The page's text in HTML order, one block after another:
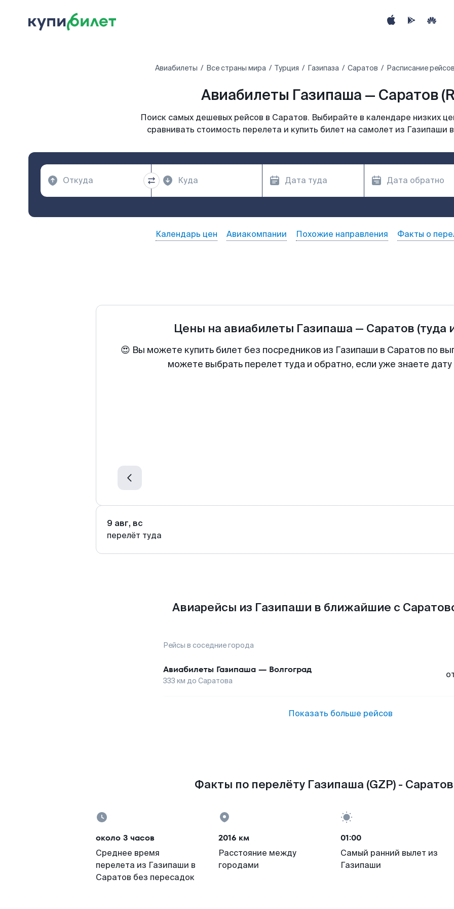
Авиабилеты Все страны мира Турция Газипаза Саратов Расписание
Авиабилеты Газипаша — Саратов
Поиск самых дешевых рейсов в Саратов. Выбирайте в календаре низких
сравнивать стоимость перелета и купить билет на самолет из Газипаши
Календарь цен Авиакомпании Похожие направления Факты о
Цены на авиабилеты Газипаша — Саратов (туда
😍 Вы можете купить билет без посредников из Газипаши в Саратов по
можете выбрать перелет туда и обратно, если уже знаете
9 авг, вс
перелёт туда
Авиарейсы из Газипаши в ближайшие с
Рейсы в соседние города
Авиабилеты Газипаша — Волгоград
333 км до Саратова
Показать больше рейсов
Факты по перелёту Газипаша (GZP) - Саратов
около 3 часов
Среднее время
перелета из Газипаши в
Саратов без пересадок
2016 км
Расстояние между
городами
01:00
Самый ранний вылет из
Газипаши